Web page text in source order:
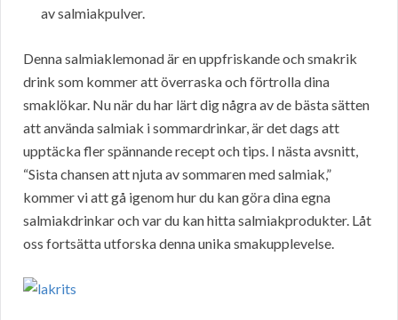
av salmiakpulver.
Denna salmiaklemonad är en uppfriskande och smakrik
drink som kommer att överraska och förtrolla dina
smaklökar. Nu när du har lärt dig några av de bästa sätten
att använda salmiak i sommardrinkar, är det dags att
upptäcka fler spännande recept och tips. I nästa avsnitt,
“Sista chansen att njuta av sommaren med salmiak,”
kommer vi att gå igenom hur du kan göra dina egna
salmiakdrinkar och var du kan hitta salmiakprodukter. Låt
oss fortsätta utforska denna unika smakupplevelse.